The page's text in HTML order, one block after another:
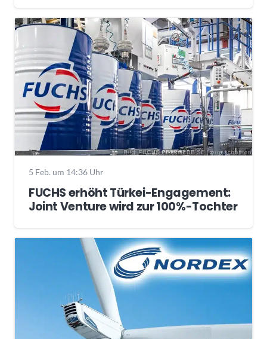
5 Feb. um 14:36 Uhr
FUCHS erhöht Türkei-Engagement:
Joint Venture wird zur 100%-Tochter